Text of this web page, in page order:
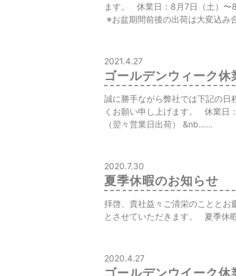
ます。 休業日：8月7日（土）〜
※お盆期間前後の出荷は大変込
2021.4.27
ゴールデンウィーク休
誠に勝手ながら弊社では下記の日
くお願い申し上げます。 休業日
（翌々営業日出荷） &nb……
2020.7.30
夏季休暇のお知らせ
拝啓、貴社益々ご清栄のこととお
とさせていただきます。 夏季休
2020.4.27
ゴールデンウイーク休